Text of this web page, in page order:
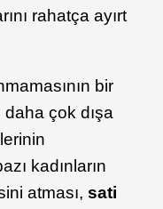
rahatça ayırt
bir
daha çok dışa
kadınların
atması, sati